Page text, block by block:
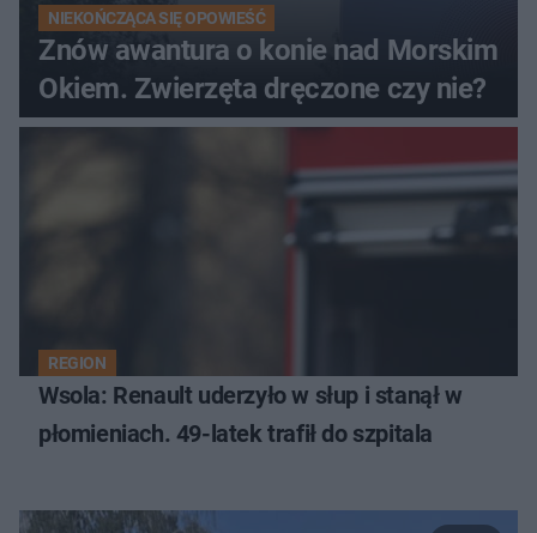
NIEKOŃCZĄCA SIĘ OPOWIEŚĆ
Znów awantura o konie nad Morskim
Okiem. Zwierzęta dręczone czy nie?
REGION
Wsola: Renault uderzyło w słup i stanął w
płomieniach. 49-latek trafił do szpitala